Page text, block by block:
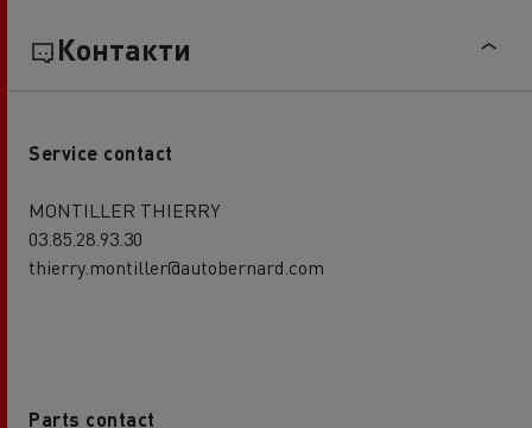
Контакти
Service contact
MONTILLER THIERRY
03.85.28.93.30
thierry.montiller@autobernard.com
Parts contact